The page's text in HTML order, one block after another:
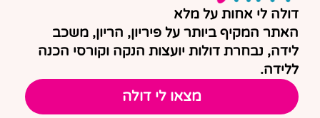
דולה לי אחות על מלא
האתר המקיף ביותר על פיריון, הריון, משכב
לידה, נבחרת דולות יועצות הנקה וקורסי הכנה
ללידה.
מצאו לי דולה